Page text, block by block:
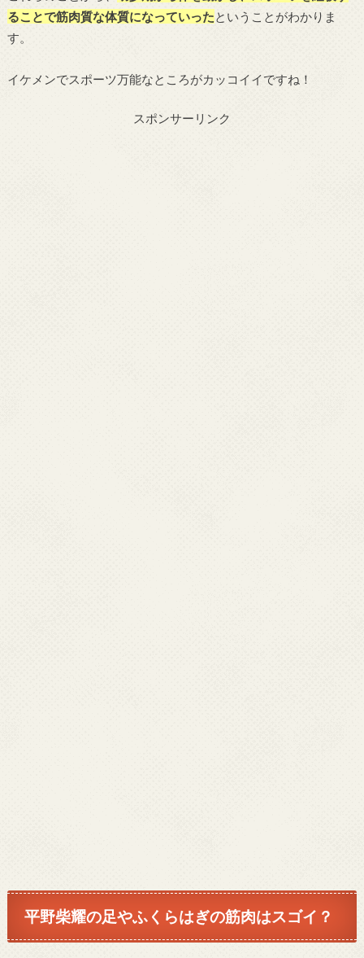
ることで筋肉質な体質になっていったということがわかりま
す。
イケメンでスポーツ万能なところがカッコイイですね！
スポンサーリンク
平野柴耀の足やふくらはぎの筋肉はスゴイ？